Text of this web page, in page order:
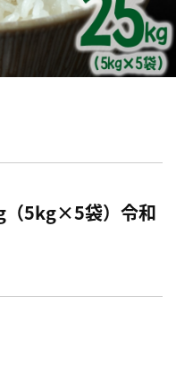
（5kg×5袋）令和